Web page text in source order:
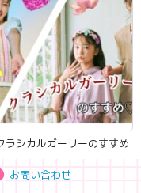
ラシカルガーリーのすすめ
お問い合わせ